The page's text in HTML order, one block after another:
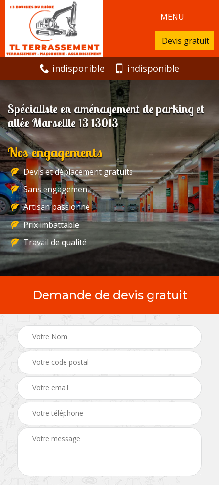
MENU
Devis gratuit
indisponible indisponible
Spécialiste en aménagement de parking et
allée Marseille 13 13013
Nos engagements
Devis et déplacement gratuits
Sans engagement
Artisan passionné
Prix imbattable
Travail de qualité
Demande de devis gratuit